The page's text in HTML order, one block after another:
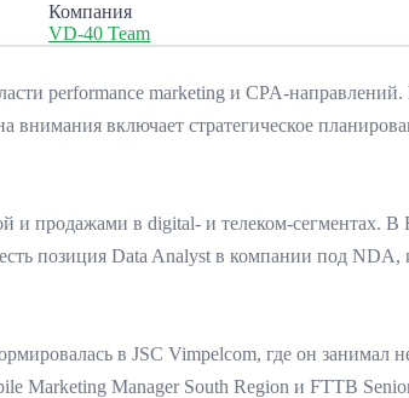
Компания
VD-40 Team
performance marketing и CPA-
внимания включает стратегическое
и продажами в digital- и телеком-сегментах.
позиция Data Analyst в компании под
в JSC Vimpelcom, где он занимал
Marketing Manager South Region и FTTB